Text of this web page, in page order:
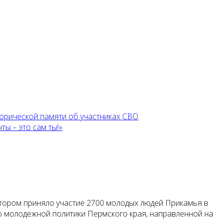
памяти об участниках СВО
– это сам ты!»
приняло участие 2700 молодых людей Прикамья в
политики Пермского края, направленной на